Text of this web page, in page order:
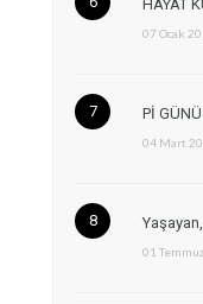
HAYAT
07 Ocak
Pİ
04 Mart
01